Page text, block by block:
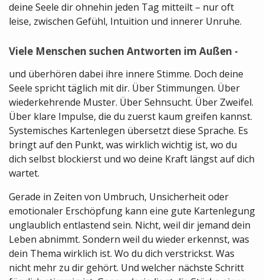
deine Seele dir ohnehin jeden Tag mitteilt – nur oft
leise, zwischen Gefühl, Intuition und innerer Unruhe.
Viele Menschen suchen Antworten im Außen -
und überhören dabei ihre innere Stimme. Doch deine
Seele spricht täglich mit dir. Über Stimmungen. Über
wiederkehrende Muster. Über Sehnsucht. Über Zweifel.
Über klare Impulse, die du zuerst kaum greifen kannst.
Systemisches Kartenlegen übersetzt diese Sprache. Es
bringt auf den Punkt, was wirklich wichtig ist, wo du
dich selbst blockierst und wo deine Kraft längst auf dich
wartet.
Gerade in Zeiten von Umbruch, Unsicherheit oder
emotionaler Erschöpfung kann eine gute Kartenlegung
unglaublich entlastend sein. Nicht, weil dir jemand dein
Leben abnimmt. Sondern weil du wieder erkennst, was
dein Thema wirklich ist. Wo du dich verstrickst. Was
nicht mehr zu dir gehört. Und welcher nächste Schritt